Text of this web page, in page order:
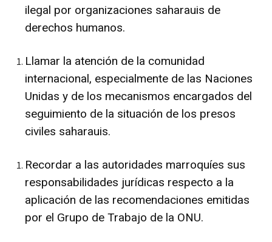
ilegal por organizaciones saharauis de
derechos humanos.
Llamar la atención de la comunidad
internacional, especialmente de las Naciones
Unidas y de los mecanismos encargados del
seguimiento de la situación de los presos
civiles saharauis.
Recordar a las autoridades marroquíes sus
responsabilidades jurídicas respecto a la
aplicación de las recomendaciones emitidas
por el Grupo de Trabajo de la ONU.